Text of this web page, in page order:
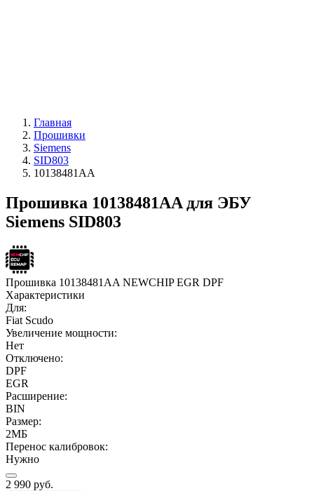
Главная
Прошивки
Siemens
SID803
10138481AA
Прошивка 10138481AA для ЭБУ
Siemens SID803
Прошивка 10138481AA NEWCHIP EGR DPF
Характеристики
Для:
Fiat Scudo
Увеличение мощности:
Нет
Отключено:
DPF
EGR
Расширение:
BIN
Размер:
2МБ
Перенос калибровок:
Нужно
2 990 руб.